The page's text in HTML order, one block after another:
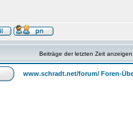
Beiträge der letzten Zeit
www.schradt.net/forum/ Foren-